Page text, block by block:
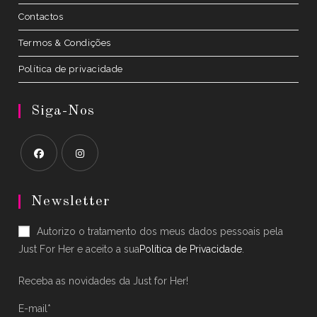
Contactos
Termos & Condições
Política de privacidade
Siga-Nos
in
new
tab
in
new
tab
Newsletter
Autorizo o tratamento dos meus dados pessoais pela
Just For Her e aceito a suaPolítica de Privacidade.
Receba as novidades da Just for Her!
E-mail*